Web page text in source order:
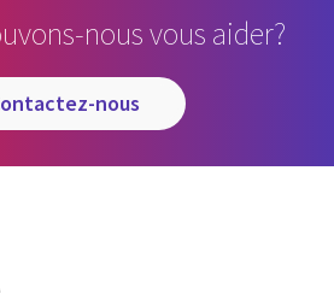
nous vous aider?
contactez-nous